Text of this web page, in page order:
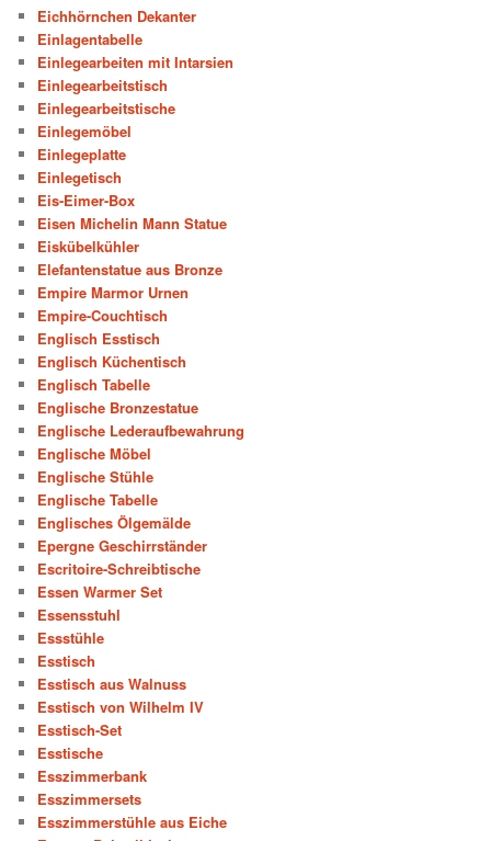
Eichhörnchen Dekanter
Einlagentabelle
Einlegearbeiten mit Intarsien
Einlegearbeitstisch
Einlegearbeitstische
Einlegemöbel
Einlegeplatte
Einlegetisch
Eis-Eimer-Box
Eisen Michelin Mann Statue
Eiskübelkühler
Elefantenstatue aus Bronze
Empire Marmor Urnen
Empire-Couchtisch
Englisch Esstisch
Englisch Küchentisch
Englisch Tabelle
Englische Bronzestatue
Englische Lederaufbewahrung
Englische Möbel
Englische Stühle
Englische Tabelle
Englisches Ölgemälde
Epergne Geschirrständer
Escritoire-Schreibtische
Essen Warmer Set
Essensstuhl
Essstühle
Esstisch
Esstisch aus Walnuss
Esstisch von Wilhelm IV
Esstisch-Set
Esstische
Esszimmerbank
Esszimmersets
Esszimmerstühle aus Eiche